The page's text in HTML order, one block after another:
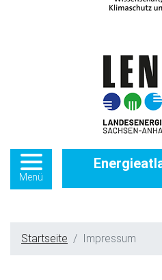
Menü
Startseite Impressum